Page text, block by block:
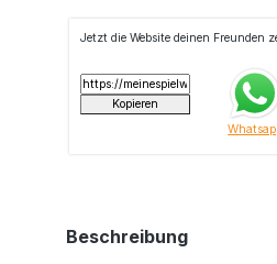
Beschreibung